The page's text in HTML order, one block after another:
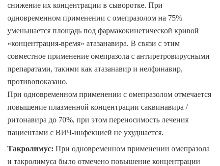
снижение их концентрации в сыворотке. При
одновременном применении с омепразолом на 75%
уменьшается площадь под фармакокинетической кривой
«концентрация-время» атазанавира. В связи с этим
совместное применение омепразола с антиретровирусными
препаратами, такими как атазанавир и нелфинавир,
противопоказано.
При одновременном применении с омепразолом отмечается
повышение плазменной концентрации саквинавира /
ритонавира до 70%, при этом переносимость лечения
пациентами с ВИЧ-инфекцией не ухудшается.
Такролимус: При одновременном применении омепразола
и такролимуса было отмечено повышение концентрации